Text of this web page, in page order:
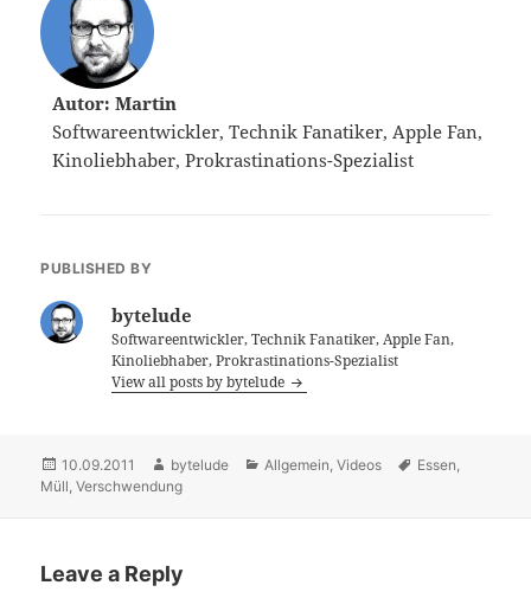
Autor: Martin
Softwareentwickler, Technik Fanatiker, Apple Fan,
Kinoliebhaber, Prokrastinations-Spezialist
PUBLISHED BY
bytelude
Softwareentwickler, Technik Fanatiker, Apple Fan,
Kinoliebhaber, Prokrastinations-Spezialist
View all posts by bytelude
Posted
on
10.09.2011 Author
bytelude Categories
Allgemein,Videos Tags
Essen,
Müll,Verschwendung
Leave a Reply